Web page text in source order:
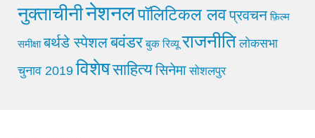
नुक्ताचीनीनेशनलपॉलिटिकल लवप्रवचन फ़िल्म
समीक्षा बर्थडे स्पेशलबवंडर बुक रिव्यू राजनीति लोकसभा
चुनाव 2019 विशेषसाहित्यसिनेमा सोशलपुर